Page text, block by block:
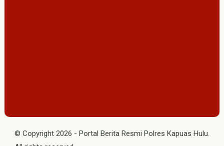
© Copyright 2026 - Portal Berita Resmi Polres Kapuas Hulu.